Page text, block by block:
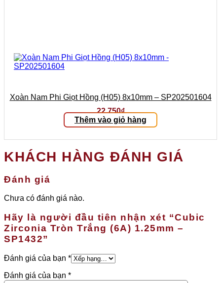
Xoàn Nam Phi Giọt Hồng (H05) 8x10mm – SP202501604
22.750₫
Thêm vào giỏ hàng
KHÁCH HÀNG ĐÁNH GIÁ
Đánh giá
Chưa có đánh giá nào.
Hãy là người đầu tiên nhận xét “Cubic
Zirconia Tròn Trắng (6A) 1.25mm –
SP1432”
Đánh giá của bạn *
Đánh giá của bạn *